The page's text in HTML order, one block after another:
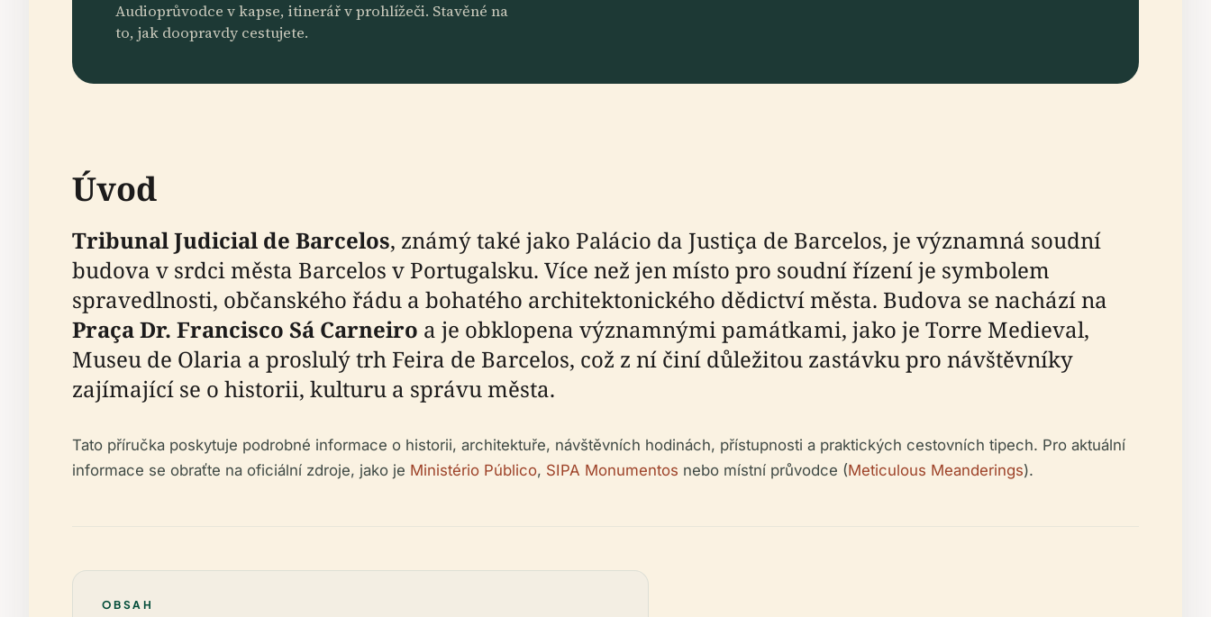
Audioprůvodce v kapse, itinerář v prohlížeči. Stavěné na
to, jak doopravdy cestujete.
Úvod
Tribunal Judicial de Barcelos, známý také jako Palácio da Justiça de Barcelos, je významná soudní
budova v srdci města Barcelos v Portugalsku. Více než jen místo pro soudní řízení je symbolem
spravedlnosti, občanského řádu a bohatého architektonického dědictví města. Budova se nachází na
Praça Dr. Francisco Sá Carneiro a je obklopena významnými památkami, jako je Torre Medieval,
Museu de Olaria a proslulý trh Feira de Barcelos, což z ní činí důležitou zastávku pro návštěvníky
zajímající se o historii, kulturu a správu města.
Tato příručka poskytuje podrobné informace o historii, architektuře, návštěvních hodinách, přístupnosti a praktických cestovních tipech. Pro aktuální
informace se obraťte na oficiální zdroje, jako je Ministério Público, SIPA Monumentos nebo místní průvodce (Meticulous Meanderings).
OBSAH